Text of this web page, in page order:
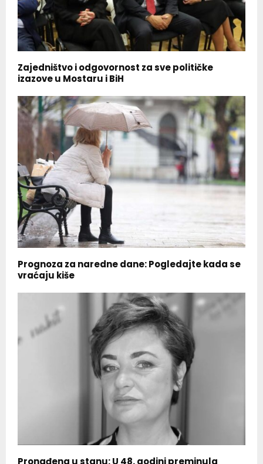
Zajedništvo i odgovornost za sve političke
izazove u Mostaru i BiH
Prognoza za naredne dane: Pogledajte kada se
vraćaju kiše
Pronađena u stanu: U 48. godini preminula